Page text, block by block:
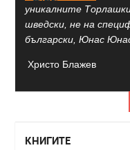
уникалните
шведски, не на
български, Юнас
Христо Блажев
КНИГИТЕ